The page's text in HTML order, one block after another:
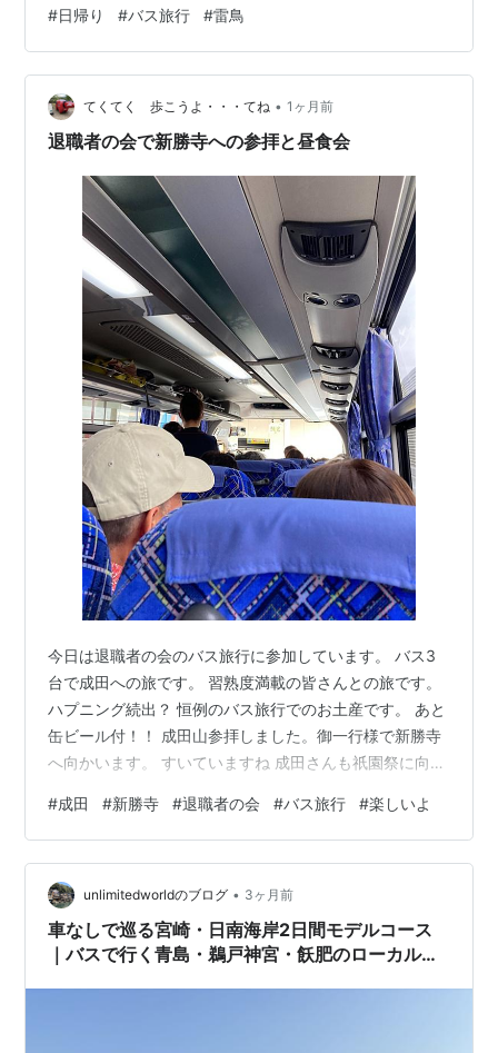
よなぁと思い出していました。 行き：バスで配られたお
菓子と珈琲 帰り：じゃがりこと立山玉殿の湧水 バスツア
ー好きな人が見たら座席だけでどこの会社かわかるのか
な。バスの中でまずはお菓子と珈琲が配られてちょっと
びっくり。ガラスのサーバーに淹れたレギュラーコーヒ
#日帰り #バス旅行 #雷鳥
てくてく 歩こうよ・・・てね • 1ヶ月前
退職者の会で新勝寺への参拝と昼食会
今日は退職者の会のバス旅行に参加しています。 バス3
台で成田への旅です。 習熟度満載の皆さんとの旅です。
ハプニング続出？ 恒例のバス旅行でのお土産です。 あと
缶ビール付！！ 成田山参拝しました。御一行様で新勝寺
へ向かいます。 すいていますね 成田さんも祇園祭に向け
が・・・ 食べ終わっちゃいましたね(m´・ω・｀)m ｺﾞﾒ
ﾝ… アルコールは自販機で・・・ということですが？ ち
ょっと寂しいですね😔 瓶ビールがよかったなぁ〜 でも呑
みますよ🍺 うなぎは川豊のものです。美味しい😋 昼食後
は、さくら丘公園で飛行機を堪能します。😆 30分位でし
たが3機…
#成田 #新勝寺 #退職者の会 #バス旅行 #楽しいよ
unlimitedworldのブログ • 3ヶ月前
車なしで巡る宮崎・日南海岸2日間モデルコース
｜バスで行く青島・鵜戸神宮・飫肥のローカルな